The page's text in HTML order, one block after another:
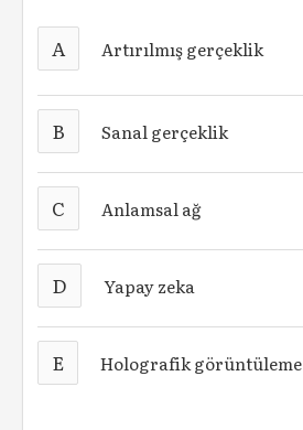
A Artırılmış gerçeklik
B Sanal gerçeklik
C Anlamsal ağ
D Yapay zeka
E Holografik görüntüleme